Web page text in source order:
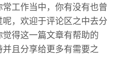
工作当中，你有没有也曾
，欢迎于评论区之中去分
得这一篇文章有帮助的
且分享给更多有需要之